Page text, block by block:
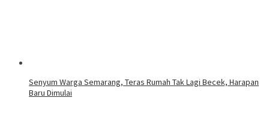
Senyum Warga Semarang, Teras Rumah Tak Lagi Becek, Harapan
Baru Dimulai